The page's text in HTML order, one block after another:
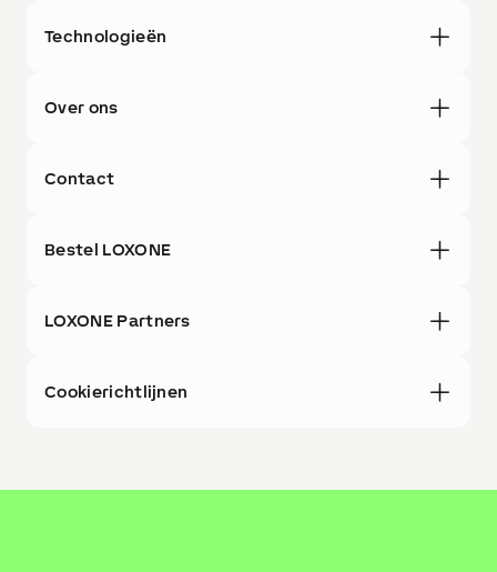
Technologieën
Over ons
Contact
Bestel LOXONE
LOXONE Partners
Cookierichtlijnen